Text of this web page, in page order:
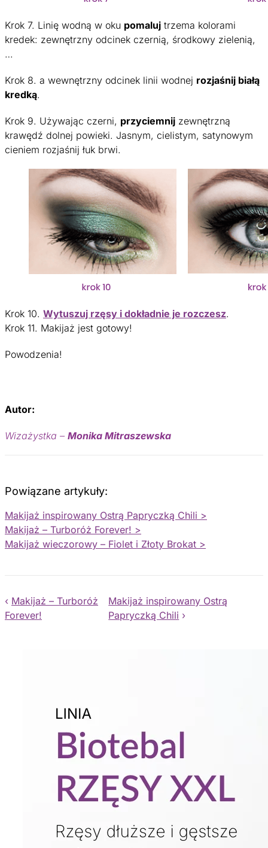
Krok 7. Linię wodną w oku pomaluj trzema kolorami
kredek: zewnętrzny odcinek czernią, środkowy zielenią,
…
Krok 8. a wewnętrzny odcinek linii wodnej rozjaśnij białą
kredką.
Krok 9. Używając czerni, przyciemnij zewnętrzną
krawędź dolnej powieki. Jasnym, cielistym, satynowym
cieniem rozjaśnij łuk brwi.
Krok 10. Wytuszuj rzęsy i dokładnie je rozczesz.
Krok 11. Makijaż jest gotowy!
Powodzenia!
Autor:
Wizażystka – Monika Mitraszewska
Powiązane artykuły:
Makijaż inspirowany Ostrą Papryczką Chili >
Makijaż – Turboróż Forever! >
Makijaż wieczorowy – Fiolet i Złoty Brokat >
‹ Makijaż – Turboróż
Forever!
Makijaż inspirowany Ostrą
Papryczką Chili ›